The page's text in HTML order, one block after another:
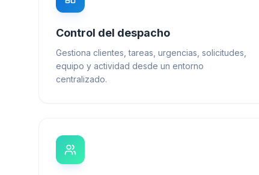
Control del despacho
Gestiona clientes, tareas, urgencias, solicitudes,
equipo y actividad desde un entorno
centralizado.